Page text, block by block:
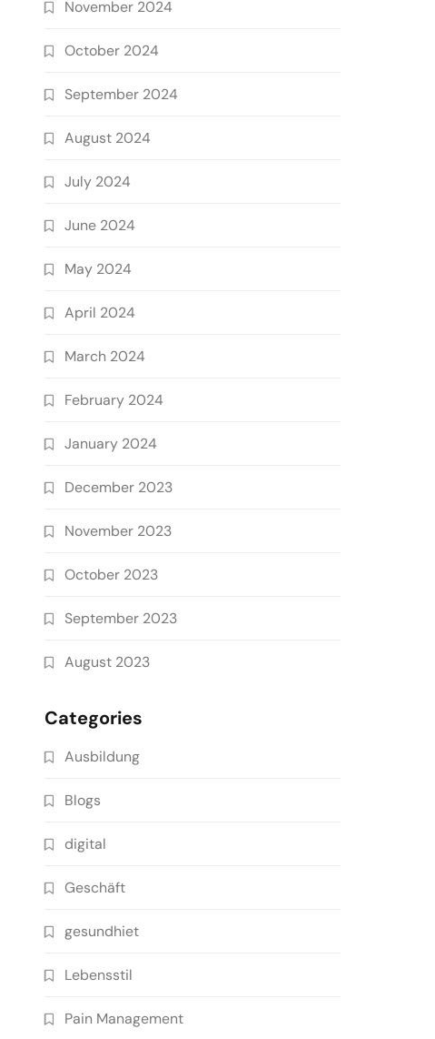
November 2024
October 2024
September 2024
August 2024
July 2024
June 2024
May 2024
April 2024
March 2024
February 2024
January 2024
December 2023
November 2023
October 2023
September 2023
August 2023
Categories
Ausbildung
Blogs
digital
Geschäft
gesundhiet
Lebensstil
Pain Management